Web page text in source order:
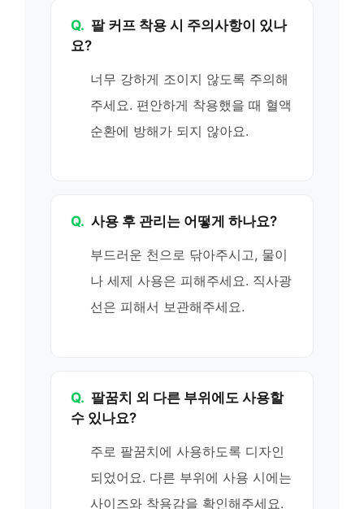
Q. 팔 커프 착용 시 주의사항이 있나
요?
너무 강하게 조이지 않도록 주의해
주세요. 편안하게 착용했을 때 혈액
순환에 방해가 되지 않아요.
Q. 사용 후 관리는 어떻게 하나요?
부드러운 천으로 닦아주시고, 물이
나 세제 사용은 피해주세요. 직사광
선은 피해서 보관해주세요.
Q. 팔꿈치 외 다른 부위에도 사용할
수 있나요?
주로 팔꿈치에 사용하도록 디자인
되었어요. 다른 부위에 사용 시에는
사이즈와 착용감을 확인해주세요.